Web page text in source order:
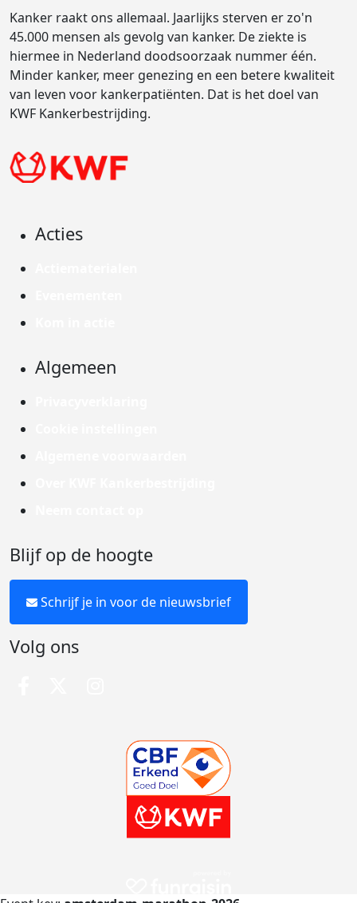
Kanker raakt ons allemaal. Jaarlijks sterven er zo'n
45.000 mensen als gevolg van kanker. De ziekte is
hiermee in Nederland doodsoorzaak nummer één.
Minder kanker, meer genezing en een betere kwaliteit
van leven voor kankerpatiënten. Dat is het doel van
KWF Kankerbestrijding.
Acties
Algemeen
Blijf op de hoogte
Schrijf je in voor de nieuwsbrief
Volg ons